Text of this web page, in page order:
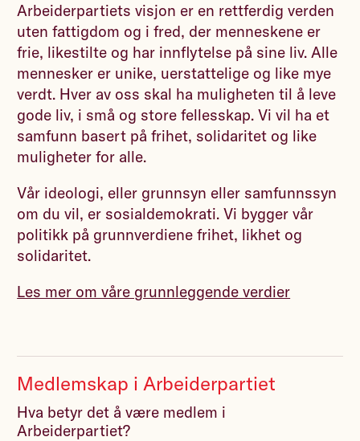
Arbeiderpartiets visjon er en rettferdig verden
uten fattigdom og i fred, der menneskene er
frie, likestilte og har innflytelse på sine liv. Alle
mennesker er unike, uerstattelige og like mye
verdt. Hver av oss skal ha muligheten til å leve
gode liv, i små og store fellesskap. Vi vil ha et
samfunn basert på frihet, solidaritet og like
muligheter for alle.
Vår ideologi, eller grunnsyn eller samfunnssyn
om du vil, er sosialdemokrati. Vi bygger vår
politikk på grunnverdiene frihet, likhet og
solidaritet.
Les mer om våre grunnleggende verdier
Medlemskap i Arbeiderpartiet
Hva betyr det å være medlem i
Arbeiderpartiet?